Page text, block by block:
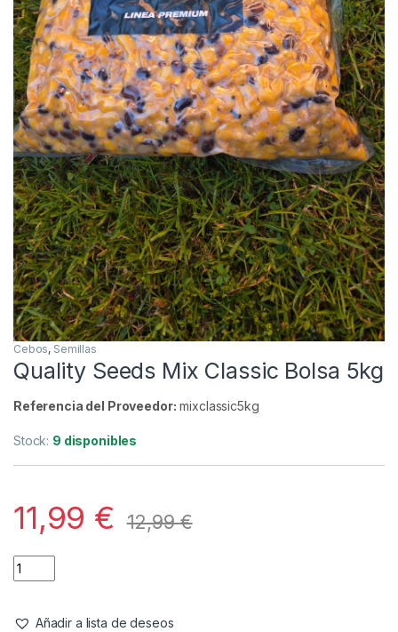
Cebos, Semillas
Quality Seeds Mix Classic Bolsa 5kg
Referencia del Proveedor: mixclassic5kg
Stock: 9 disponibles
11,99 € 12,99€
Añadir a lista de deseos